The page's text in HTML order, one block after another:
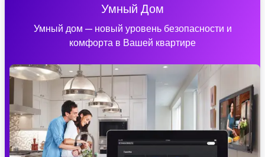
Умный Дом
Умный дом — новый уровень безопасности и
комфорта в Вашей квартире